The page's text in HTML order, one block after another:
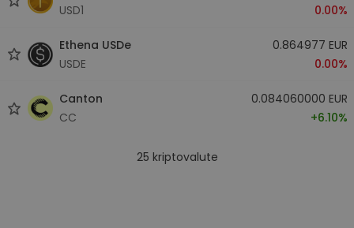
USD1
0.00%
Ethena USDe
USDE
0.864977 EUR
0.00%
Canton
CC
0.084060000 EUR
+6.10%
25 kriptovalute